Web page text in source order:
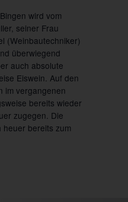
wird vom
seiner Frau
(Weinbautechniker)
überwiegend
auch absolute
Eiswein. Auf den
im vergangenen
bereits wieder
zugegen. Die
heuer bereits zum